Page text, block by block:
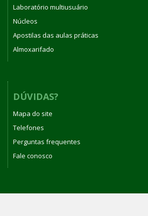
Laboratório multiusuário
Núcleos
Apostilas das aulas práticas
Almoxarifado
DÚVIDAS?
Mapa do site
Telefones
Perguntas frequentes
Fale conosco